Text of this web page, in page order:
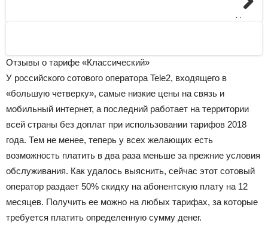
Next
Отзывы о тарифе «Классический»
У российского сотового оператора Tele2, входящего в
«большую четверку», самые низкие цены на связь и
мобильный интернет, а последний работает на территории
всей страны без доплат при использовании тарифов 2018
года. Тем не менее, теперь у всех желающих есть
возможность платить в два раза меньше за прежние условия
обслуживания. Как удалось выяснить, сейчас этот сотовый
оператор раздает 50% скидку на абонентскую плату на 12
месяцев. Получить ее можно на любых тарифах, за которые
требуется платить определенную сумму денег.